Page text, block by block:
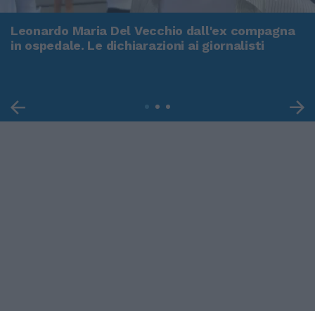
Leonardo Maria Del Vecchio dall'ex compagna
in ospedale. Le dichiarazioni ai giornalisti